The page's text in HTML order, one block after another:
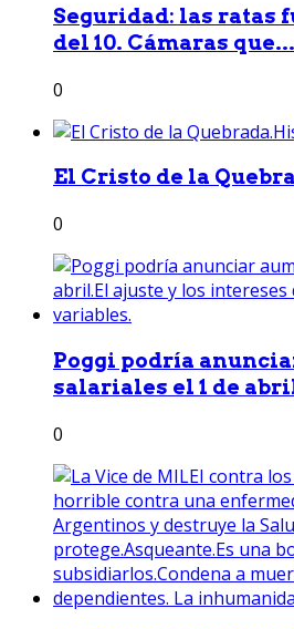
Seguridad: las ratas
del 10. Cámaras que...
0
El Cristo de la
0
Poggi podría
salariales el 1 de
0